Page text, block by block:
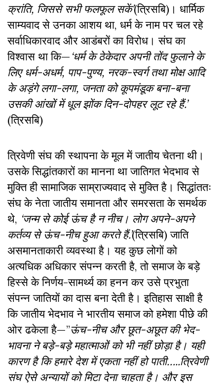
क्रांति, जिससे सभी फलफूल सकें’(त्रिसबि)। धार्मिक
साम्यवाद से उनका आशय था, धर्म के नाम पर चल रहे
सर्वाधिकारवाद और आडंबरों का विरोध। संघ का
विश्वास था कि— ‘धर्म के ठेकेदार अपनी तोंद फुलाने के
लिए धर्म-अधर्म, पाप-पुण्य, नरक-स्वर्ग तथा मोक्ष आदि
के अड़ंगे लगा-लगा, जनता को कूपमंडूक बना-बना
उसकी आंखों में धूल झोंक दिन-दोपहर लूट रहे हैं.’
(त्रिसबि)
त्रिवेणी संघ की स्थापना के मूल में जातीय चेतना थी।
उसके सिद्धांतकारों का मानना था जातिगत भेदभाव से
मुक्ति ही सामाजिक साम्राज्यवाद से मुक्ति है। सिद्धांततः
संघ के नेता जातीय समानता और समरसता के समर्थक
थे, ‘जन्म से कोई ऊंच है न नीच। लोग अपने-अपने
कर्तव्य से ऊंच-नीच हुआ करते हैं.’(त्रिसबि) जाति
असमानताकारी व्यवस्था है। यह कुछ लोगों को
अत्यधिक अधिकार संपन्न करती है, तो समाज के बड़े
हिस्से के निर्णय-सामर्थ्य का हनन कर उसे प्रभुता
संपन्न जातियों का दास बना देती है। इतिहास साक्षी है
कि जातीय भेदभाव ने भारतीय समाज को हमेशा पीछे की
ओर ढकेला है—”ऊंच-नीच और छूत-अछूत की भेद-
भावना ने बड़े-बड़े महात्माओं को भी नहीं छोड़ा है। यही
कारण है कि हमारे देश में एकता नहीं हो पाती…..त्रिवेणी
संघ ऐसे अन्यायों को मिटा देना चाहता है। और इस